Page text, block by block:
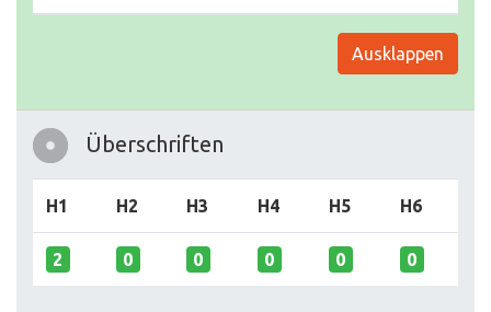
Ausklappen
Überschriften
H1 H2 H3 H4 H5 H6
2 0 0 0 0 0